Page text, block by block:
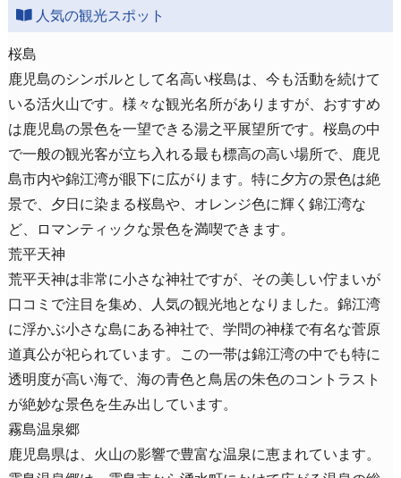
人気の観光スポット
桜島
鹿児島のシンボルとして名高い桜島は、今も活動を続けて
いる活火山です。様々な観光名所がありますが、おすすめ
は鹿児島の景色を一望できる湯之平展望所です。桜島の中
で一般の観光客が立ち入れる最も標高の高い場所で、鹿児
島市内や錦江湾が眼下に広がります。特に夕方の景色は絶
景で、夕日に染まる桜島や、オレンジ色に輝く錦江湾な
ど、ロマンティックな景色を満喫できます。
荒平天神
荒平天神は非常に小さな神社ですが、その美しい佇まいが
口コミで注目を集め、人気の観光地となりました。錦江湾
に浮かぶ小さな島にある神社で、学問の神様で有名な菅原
道真公が祀られています。この一帯は錦江湾の中でも特に
透明度が高い海で、海の青色と鳥居の朱色のコントラスト
が絶妙な景色を生み出しています。
霧島温泉郷
鹿児島県は、火山の影響で豊富な温泉に恵まれています。